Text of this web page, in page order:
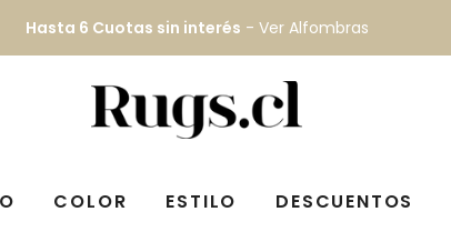
Hasta 6 Cuotas sin interés - Ver Alfombras
COLOR ESTILO DESCUENTOS